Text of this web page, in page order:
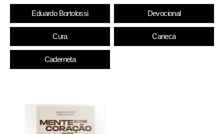
Eduardo Bortolossi Devocional
Cura Caneca
Caderneta